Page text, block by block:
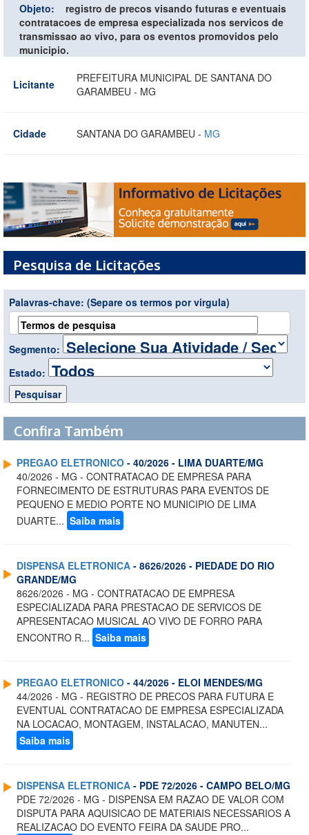
Objeto:
registro de precos visando futuras e eventuais
contratacoes de empresa especializada nos servicos de
transmissao ao vivo, para os eventos promovidos pelo
municipio.
Licitante
PREFEITURA MUNICIPAL DE SANTANA DO
GARAMBEU - MG
Cidade SANTANA DO GARAMBEU - MG
Pesquisa de Licitações
Palavras-chave: (Separe os termos por virgula)
Segmento:
Estado:
Confira Também
PREGAO ELETRONICO - 40/2026 - LIMA DUARTE/MG
40/2026 - MG - CONTRATACAO DE EMPRESA PARA
FORNECIMENTO DE ESTRUTURAS PARA EVENTOS DE
PEQUENO E MEDIO PORTE NO MUNICIPIO DE LIMA
DUARTE... Saiba mais
DISPENSA ELETRONICA - 8626/2026 - PIEDADE DO RIO
GRANDE/MG
8626/2026 - MG - CONTRATACAO DE EMPRESA
ESPECIALIZADA PARA PRESTACAO DE SERVICOS DE
APRESENTACAO MUSICAL AO VIVO DE FORRO PARA
ENCONTRO R... Saiba mais
PREGAO ELETRONICO - 44/2026 - ELOI MENDES/MG
44/2026 - MG - REGISTRO DE PRECOS PARA FUTURA E
EVENTUAL CONTRATACAO DE EMPRESA ESPECIALIZADA
NA LOCACAO, MONTAGEM, INSTALACAO, MANUTEN...
Saiba mais
DISPENSA ELETRONICA - PDE 72/2026 - CAMPO BELO/MG
PDE 72/2026 - MG - DISPENSA EM RAZAO DE VALOR COM
DISPUTA PARA AQUISICAO DE MATERIAIS NECESSARIOS A
REALIZACAO DO EVENTO FEIRA DA SAUDE PRO...